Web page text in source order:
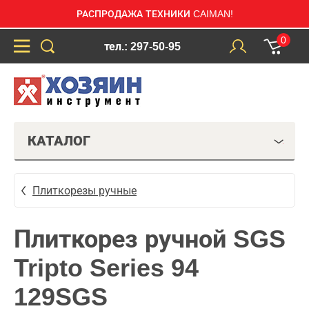
РАСПРОДАЖА ТЕХНИКИ CAIMAN!
тел.: 297-50-95
0
КАТАЛОГ
Плиткорезы ручные
Плиткорез ручной SGS
Tripto Series 94
129SGS